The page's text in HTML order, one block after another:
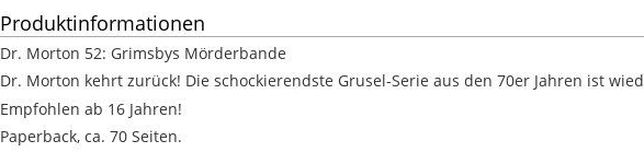
Produktinformationen
Dr. Morton 52: Grimsbys Mörderbande
Dr. Morton kehrt zurück! Die schockierendste Grusel-Serie aus den 70er Jahren ist
Empfohlen ab 16 Jahren!
Paperback, ca. 70 Seiten.